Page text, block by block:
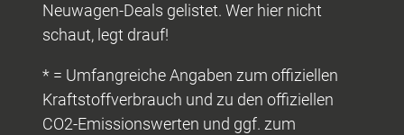
Neuwagen-Deals gelistet. Wer hier nicht
schaut, legt drauf!
* = Umfangreiche Angaben zum offiziellen
Kraftstoffverbrauch und zu den offiziellen
CO2-Emissionswerten und ggf. zum